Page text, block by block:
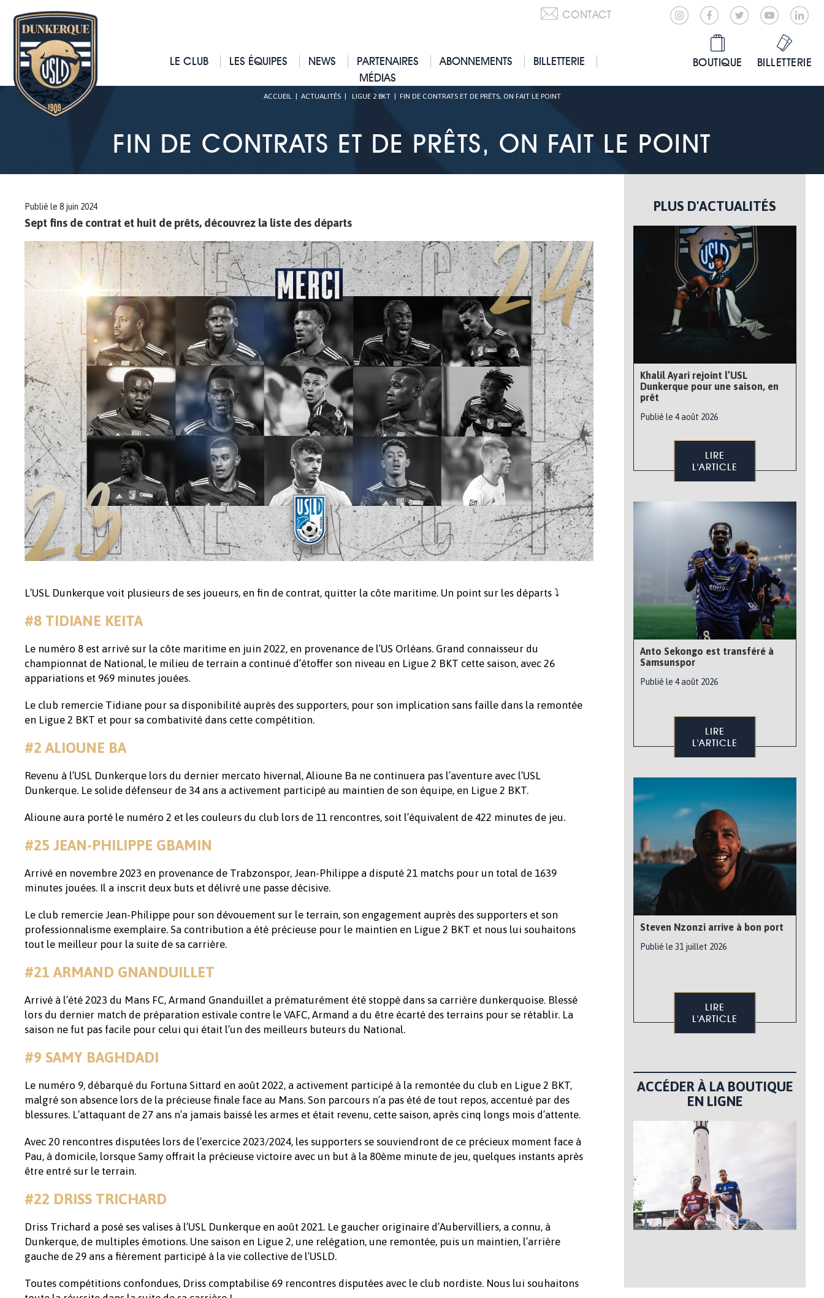
CONTACT
LE CLUB LES ÉQUIPES NEWS PARTENAIRES ABONNEMENTS
BILLETTERIE
MÉDIAS
BOUTIQUE BILLETTERIE
ACCUEIL| ACTUALITÉS| LIGUE 2 BKT| FIN DE CONTRATS ET DE PRÊTS, ON FAIT LE POINT
FIN DE CONTRATS ET DE PRÊTS, ON FAIT LE POINT
Publié le 8 juin 2024
Sept fins de contrat et huit de prêts, découvrez la liste des départs
L’USL Dunkerque voit plusieurs de ses joueurs, en fin de contrat, quitter la côte maritime. Un point sur les départs ⤵️
#8 TIDIANE KEITA
Le numéro 8 est arrivé sur la côte maritime en juin 2022, en provenance de l’US Orléans. Grand connaisseur du
championnat de National, le milieu de terrain a continué d’étoffer son niveau en Ligue 2 BKT cette saison, avec 26
appariations et 969 minutes jouées.
Le club remercie Tidiane pour sa disponibilité auprès des supporters, pour son implication sans faille dans la remontée
en Ligue 2 BKT et pour sa combativité dans cette compétition.
#2 ALIOUNE BA
Revenu à l’USL Dunkerque lors du dernier mercato hivernal, Alioune Ba ne continuera pas l’aventure avec l’USL
Dunkerque. Le solide défenseur de 34 ans a activement participé au maintien de son équipe, en Ligue 2 BKT.
Alioune aura porté le numéro 2 et les couleurs du club lors de 11 rencontres, soit l’équivalent de 422 minutes de jeu.
#25 JEAN-PHILIPPE GBAMIN
Arrivé en novembre 2023 en provenance de Trabzonspor, Jean-Philippe a disputé 21 matchs pour un total de 1639
minutes jouées. Il a inscrit deux buts et délivré une passe décisive.
Le club remercie Jean-Philippe pour son dévouement sur le terrain, son engagement auprès des supporters et son
professionnalisme exemplaire. Sa contribution a été précieuse pour le maintien en Ligue 2 BKT et nous lui souhaitons
tout le meilleur pour la suite de sa carrière.
#21 ARMAND GNANDUILLET
Arrivé à l’été 2023 du Mans FC, Armand Gnanduillet a prématurément été stoppé dans sa carrière dunkerquoise. Blessé
lors du dernier match de préparation estivale contre le VAFC, Armand a du être écarté des terrains pour se rétablir. La
saison ne fut pas facile pour celui qui était l’un des meilleurs buteurs du National.
#9 SAMY BAGHDADI
Le numéro 9, débarqué du Fortuna Sittard en août 2022, a activement participé à la remontée du club en Ligue 2 BKT,
malgré son absence lors de la précieuse finale face au Mans. Son parcours n’a pas été de tout repos, accentué par des
blessures. L’attaquant de 27 ans n’a jamais baissé les armes et était revenu, cette saison, après cinq longs mois d’attente.
Avec 20 rencontres disputées lors de l’exercice 2023/2024, les supporters se souviendront de ce précieux moment face à
Pau, à domicile, lorsque Samy offrait la précieuse victoire avec un but à la 80ème minute de jeu, quelques instants après
être entré sur le terrain.
#22 DRISS TRICHARD
Driss Trichard a posé ses valises à l’USL Dunkerque en août 2021. Le gaucher originaire d’Aubervilliers, a connu, à
Dunkerque, de multiples émotions. Une saison en Ligue 2, une relégation, une remontée, puis un maintien, l’arrière
gauche de 29 ans a fièrement participé à la vie collective de l’USLD.
Toutes compétitions confondues, Driss comptabilise 69 rencontres disputées avec le club nordiste. Nous lui souhaitons
PLUS D'ACTUALITÉS
Khalil Ayari rejoint l’USL
Dunkerque pour une saison, en
prêt
Publié le 4 août 2026
LIRE
L'ARTICLE
Anto Sekongo est transféré à
Samsunspor
Publié le 4 août 2026
LIRE
L'ARTICLE
Steven Nzonzi arrive à bon port
Publié le 31 juillet 2026
LIRE
L'ARTICLE
ACCÉDER À LA BOUTIQUE
EN LIGNE